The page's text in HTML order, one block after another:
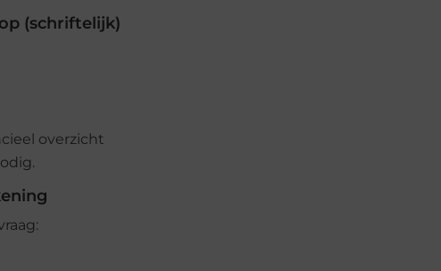
(schriftelijk)
overzicht